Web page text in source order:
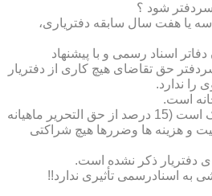
سردفتر شود ؟
سه یا هفت سال سابقه دفتریاری،
اسناد رسمی و با پیشنهاد
حق تقاضای هیچ کاری از دفتریار
را ندارد.
است.
دفتریار فقط در درآمد شریک است (15 درصد از حق التحریر ماهیانه
و هزینه ها وضررها هیچ شراکتی
دفتریار ذکر نشده است.
به اسنادرسمی تأثیری ندارد!!